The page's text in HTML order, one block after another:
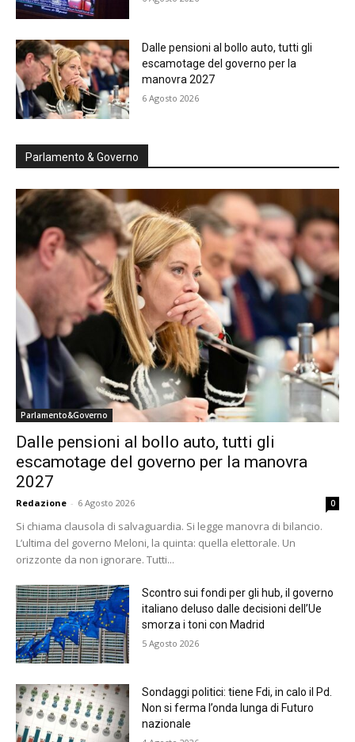
Dalle pensioni al bollo auto, tutti gli
escamotage del governo per la
manovra 2027
6 Agosto 2026
Parlamento & Governo
Parlamento&Governo
Dalle pensioni al bollo auto, tutti gli
escamotage del governo per la manovra
2027
Redazione - 6 Agosto 2026 0
Si chiama clausola di salvaguardia. Si legge manovra di bilancio.
L’ultima del governo Meloni, la quinta: quella elettorale. Un
orizzonte da non ignorare. Tutti...
Scontro sui fondi per gli hub, il governo
italiano deluso dalle decisioni dell’Ue
smorza i toni con Madrid
5 Agosto 2026
Sondaggi politici: tiene Fdi, in calo il Pd.
Non si ferma l’onda lunga di Futuro
nazionale